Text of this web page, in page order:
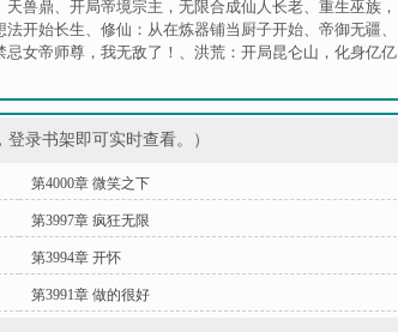
天兽鼎、 开局帝境宗主，无限合成仙人长老、 重生巫族，
法开始长生、 修仙：从在炼器铺当厨子开始、 帝御无疆、
忌女帝师尊，我无敌了！ 、 洪荒：开局昆仑山，化身亿亿
录书架即可实时查看。）
第4000章 微笑之下
第3997章 疯狂无限
第3994章 开怀
第3991章 做的很好